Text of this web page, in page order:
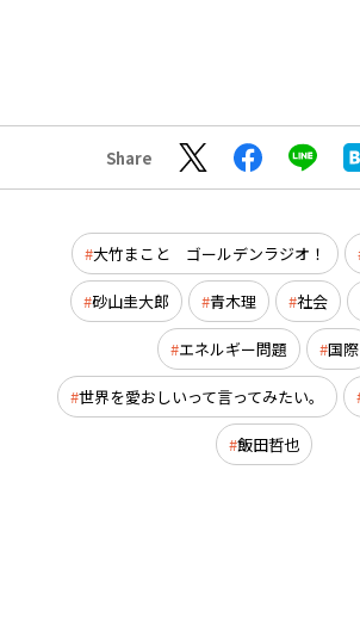
Share
大竹まこと ゴールデンラジオ！
砂山圭大郎 青木理 社会
エネルギー問題 国際
世界を愛おしいって言ってみたい。
飯田哲也